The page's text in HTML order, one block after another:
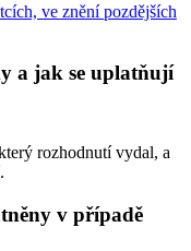
ve znění pozdějších
a jak se uplatňují
rozhodnutí vydal, a
v případě